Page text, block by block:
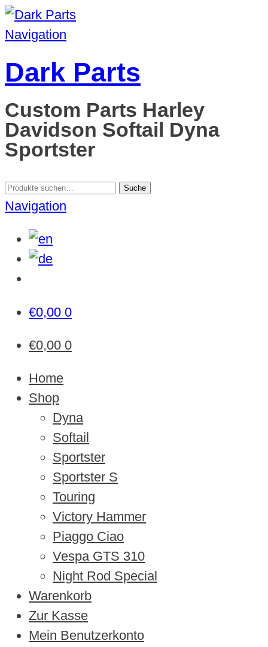
Navigation
Dark Parts
Custom Parts Harley
Davidson Softail Dyna
Sportster
Suche
nach:
Suche
Navigation
€0,00 0
€0,00 0
Home
Shop
Dyna
Softail
Sportster
Sportster S
Touring
Victory Hammer
Piaggo Ciao
Vespa GTS 310
Night Rod Special
Warenkorb
Zur Kasse
Mein Benutzerkonto